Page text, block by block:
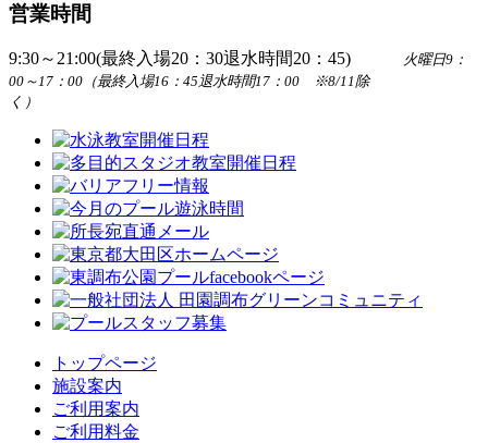
営業時間
9:30～21:00(最終入場20：30退水時間20：45)
火曜日9：
00～17：00（最終入場16：45退水時間17：00 ※8/11除
く）
トップページ
施設案内
ご利用案内
ご利用料金